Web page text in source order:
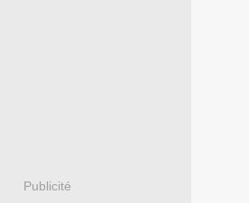
Publicité